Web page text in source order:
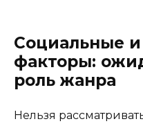
Социальные
факторы:
роль жанра
Нельзя